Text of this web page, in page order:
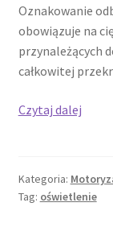
Oznakowanie
obowiązuje na
przynależących
całkowitej
Czytaj dalej
Kategoria:
Tag: oświetlenie